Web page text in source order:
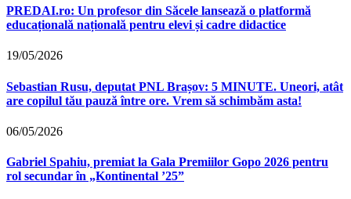
PREDAI.ro: Un profesor din Săcele lansează o platformă
educațională națională pentru elevi și cadre didactice
19/05/2026
Sebastian Rusu, deputat PNL Brașov: 5 MINUTE. Uneori, atât
are copilul tău pauză între ore. Vrem să schimbăm asta!
06/05/2026
Gabriel Spahiu, premiat la Gala Premiilor Gopo 2026 pentru
rol secundar în „Kontinental ’25”